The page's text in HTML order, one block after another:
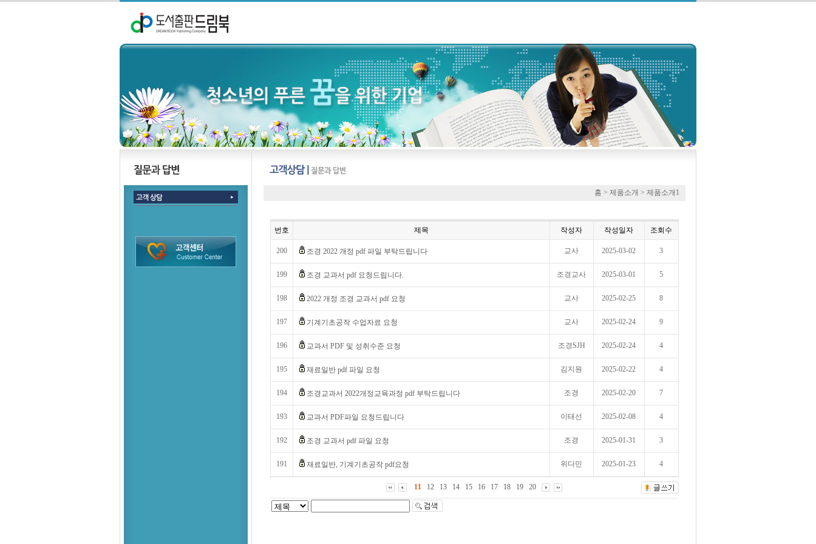
홈 > 제품소개 > 제품소개1
번호 제목 작성자 작성일자 조회수
200 조경 2022 개정 pdf 파일 부탁드립니다 교사 2025-03-02 3
199 조경 교과서 pdf 요청드립니다. 조경교사 2025-03-01 5
198 2022 개정 조경 교과서 pdf 요청 교사 2025-02-25 8
197 기계기초공작 수업자료 요청 교사 2025-02-24 9
196 교과서 PDF 및 성취수준 요청 조경SJH 2025-02-24 4
195 재료일반 pdf 파일 요청 김지원 2025-02-22 4
194 조경교과서 2022개정교육과정 pdf 부탁드립니다 조경 2025-02-20 7
193 교과서 PDF파일 요청드립니다 이태선 2025-02-08 4
192 조경 교과서 pdf 파일 요청 조경 2025-01-31 3
191 재료일반, 기계기초공작 pdf요청 위다민 2025-01-23 4
11 12 13 14 15 16 17 18 19 20